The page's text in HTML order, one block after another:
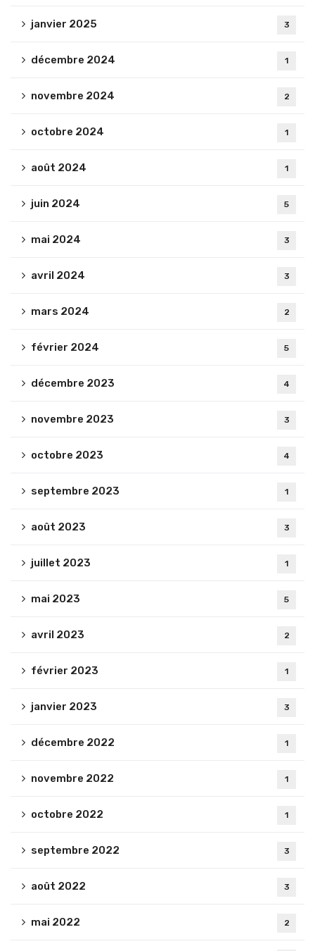
janvier 2025 3
décembre 2024 1
novembre 2024 2
octobre 2024 1
août 2024 1
juin 2024 5
mai 2024 3
avril 2024 3
mars 2024 2
février 2024 5
décembre 2023 4
novembre 2023 3
octobre 2023 4
septembre 2023 1
août 2023 3
juillet 2023 1
mai 2023 5
avril 2023 2
février 2023 1
janvier 2023 3
décembre 2022 1
novembre 2022 1
octobre 2022 1
septembre 2022 3
août 2022 3
mai 2022 2